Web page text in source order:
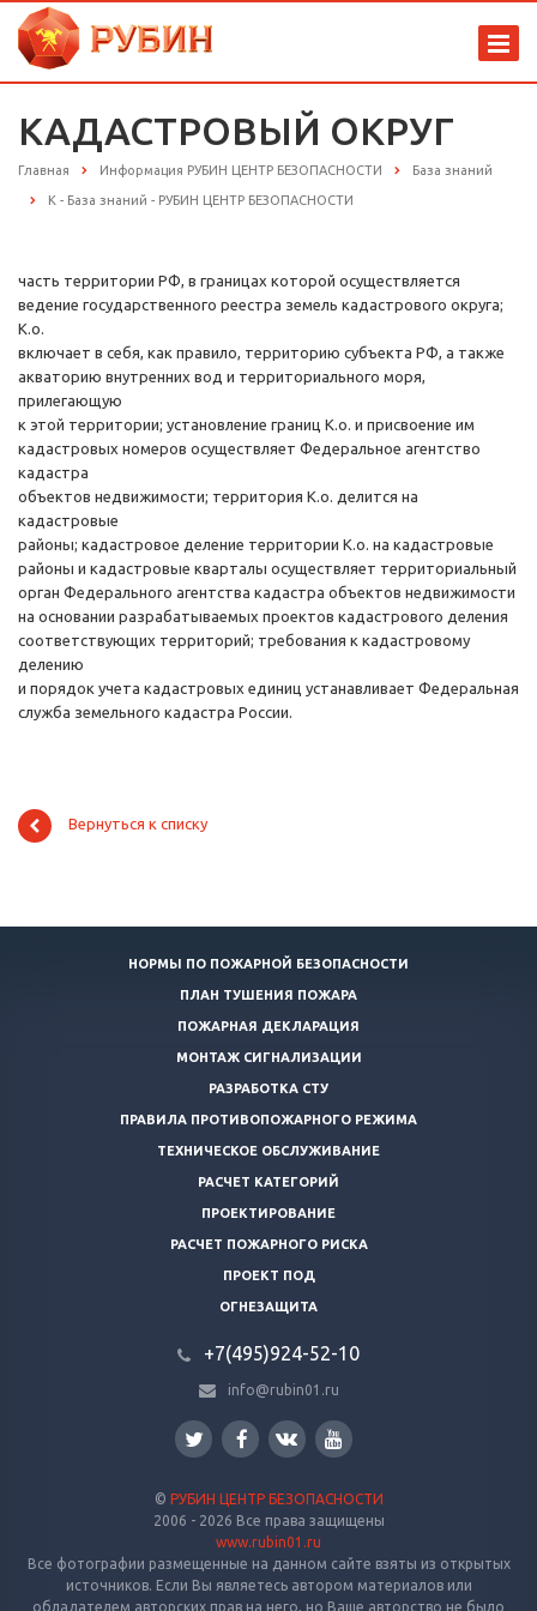
КАДАСТРОВЫЙ ОКРУГ
Главная Информация РУБИН ЦЕНТР БЕЗОПАСНОСТИ База знаний
К - База знаний - РУБИН ЦЕНТР БЕЗОПАСНОСТИ
часть территории РФ, в границах которой осуществляется
ведение государственного реестра земель кадастрового округа;
К.о.
включает в себя, как правило, территорию субъекта РФ, а также
акваторию внутренних вод и территориального моря,
прилегающую
к этой территории; установление границ К.о. и присвоение им
кадастровых номеров осуществляет Федеральное агентство
кадастра
объектов недвижимости; территория К.о. делится на
кадастровые
районы; кадастровое деление территории К.о. на кадастровые
районы и кадастровые кварталы осуществляет территориальный
орган Федерального агентства кадастра объектов недвижимости
на основании разрабатываемых проектов кадастрового деления
соответствующих территорий; требования к кадастровому
делению
и порядок учета кадастровых единиц устанавливает Федеральная
служба земельного кадастра России.
Вернуться к списку
НОРМЫ ПО ПОЖАРНОЙ БЕЗОПАСНОСТИ
ПЛАН ТУШЕНИЯ ПОЖАРА
ПОЖАРНАЯ ДЕКЛАРАЦИЯ
МОНТАЖ СИГНАЛИЗАЦИИ
РАЗРАБОТКА СТУ
ПРАВИЛА ПРОТИВОПОЖАРНОГО РЕЖИМА
ТЕХНИЧЕСКОЕ ОБСЛУЖИВАНИЕ
РАСЧЕТ КАТЕГОРИЙ
ПРОЕКТИРОВАНИЕ
РАСЧЕТ ПОЖАРНОГО РИСКА
ПРОЕКТ ПОД
ОГНЕЗАЩИТА
+7(495)924-52-10
info@rubin01.ru
© РУБИН ЦЕНТР БЕЗОПАСНОСТИ
2006 - 2026 Все права защищены
www.rubin01.ru
Все фотографии размещенные на данном сайте взяты из открытых
источников. Если Вы являетесь автором материалов или
обладателем авторских прав на него, но Ваше авторство не было